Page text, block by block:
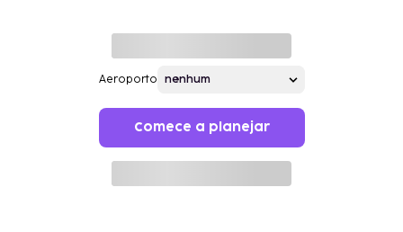
Aeroporto
Comece a planejar